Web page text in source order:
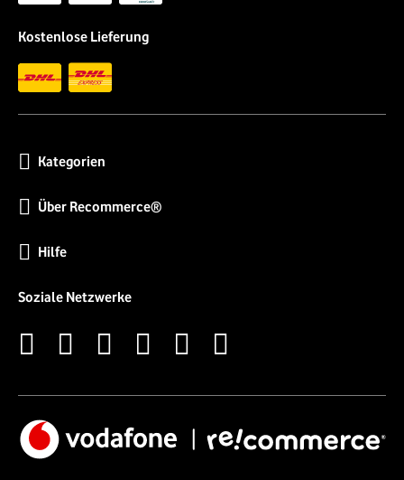
Kostenlose Lieferung
Kategorien
Über Recommerce®
Hilfe
Soziale Netzwerke